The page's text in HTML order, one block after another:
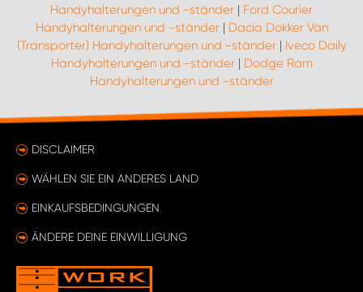
Handyhalterungen und -ständer | Ford Courier
Handyhalterungen und -ständer| Dacia Dokker Van
(Transporter) Handyhalterungen und -ständer| Iveco Daily
Handyhalterungen und -ständer| Dodge Ram
Handyhalterungen und -ständer
DISCLAIMER
WÄHLEN SIE EIN ANDERES LAND
EINKAUFSBEDINGUNGEN
ÄNDERE DEINE EINWILLIGUNG